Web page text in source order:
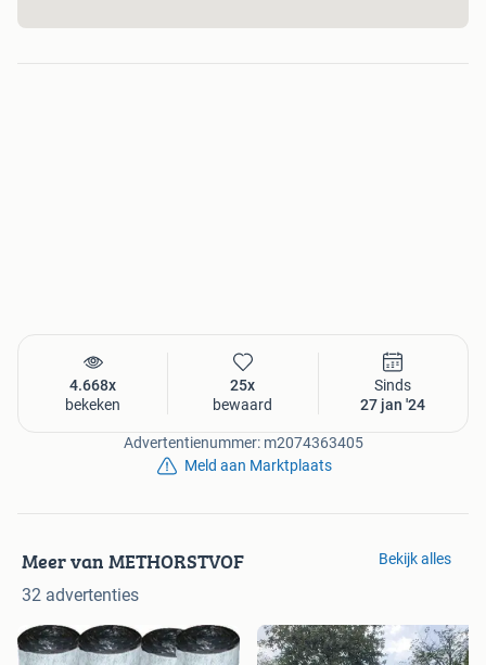
4.668x
bekeken
25x
bewaard
Sinds
27 jan '24
Advertentienummer: m2074363405
Meld aan Marktplaats
Meer van METHORSTVOF
32 advertenties
Bekijk alles